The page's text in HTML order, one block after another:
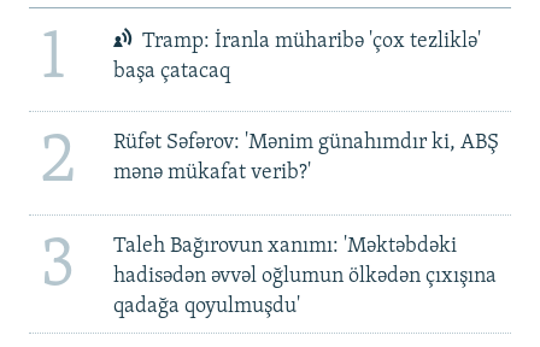
1
Tramp: İranla müharibə 'çox tezliklə'
başa çatacaq
2
Rüfət Səfərov: 'Mənim günahımdır ki, ABŞ
mənə mükafat verib?'
3
Taleh Bağırovun xanımı: 'Məktəbdəki
hadisədən əvvəl oğlumun ölkədən çıxışına
qadağa qoyulmuşdu'